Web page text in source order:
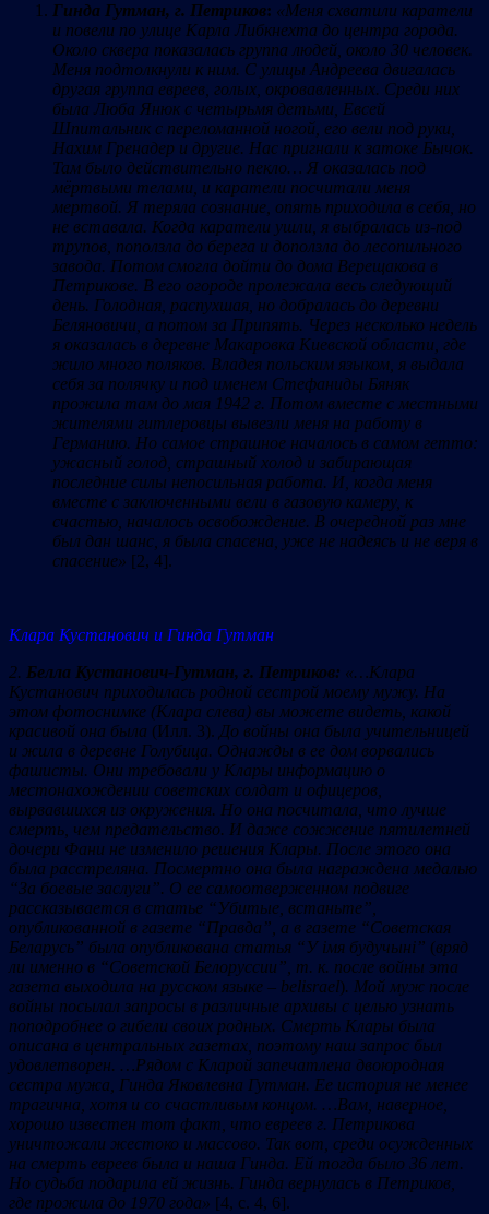
Гинда Гутман, г. Петриков: «Меня схватили каратели
и повели по улице Карла Либкнехта до центра города.
Около сквера показалась группа людей, около 30 человек.
Меня подтолкнули к ним. С улицы Андреева двигалась
другая группа евреев, голых, окровавленных. Среди них
была Люба Янюк с четырьмя детьми, Евсей
Шпитальник с переломанной ногой, его вели под руки,
Нахим Гренадер и другие. Нас пригнали к затоке Бычок.
Там было действительно пекло… Я оказалась под
мёртвыми телами, и каратели посчитали меня
мертвой. Я теряла сознание, опять приходила в себя, но
не вставала. Когда каратели ушли, я выбралась из-под
трупов, поползла до берега и доползла до лесопильного
завода. Потом смогла дойти до дома Верещакова в
Петрикове. В его огороде пролежала весь следующий
день. Голодная, распухшая, но добралась до деревни
Беляновичи, а потом за Припять. Через несколько недель
я оказалась в деревне Макаровка Киевской области, где
жило много поляков. Владея польским языком, я выдала
себя за полячку и под именем Стефаниды Бяняк
прожила там до мая 1942 г. Потом вместе с местными
жителями гитлеровцы вывезли меня на работу в
Германию. Но самое страшное началось в самом гетто:
ужасный голод, страшный холод и забирающая
последние силы непосильная работа. И, когда меня
вместе с заключенными вели в газовую камеру, к
счастью, началось освобождение. В очередной раз мне
был дан шанс, я была спасена, уже не надеясь и не веря в
спасение» [2, 4].
Клара Кустанович и Гинда Гутман
2. Белла Кустанович-Гутман, г. Петриков: «…Клара
Кустанович приходилась родной сестрой моему мужу. На
этом фотоснимке (Клара слева) вы можете видеть, какой
красивой она была (Илл. 3). До войны она была учительницей
и жила в деревне Голубица. Однажды в ее дом ворвались
фашисты. Они требовали у Клары информацию о
местонахождении советских солдат и офицеров,
вырвавшихся из окружения. Но она посчитала, что лучше
смерть, чем предательство. И даже сожжение пятилетней
дочери Фани не изменило решения Клары. После этого она
была расстреляна. Посмертно она была награждена медалью
“За боевые заслуги ”. О ее самоотверженном подвиге
рассказывается в статье “Убитые, встаньте”
опубликованной в газете “Правда ” , а в газете “Советская
Беларусь” была опубликована статья “У імя будучыні” (вряд
ли именно в “Советской Белоруссии”, т. к. после войны эта
газета выходила на русском языке – belisrael). Мой муж после
войны посылал запросы в различные архивы с целью узнать
поподробнее о гибели своих родных. Смерть Клары была
описана в центральных газетах, поэтому наш запрос был
удовлетворен. …Рядом с Кларой запечатлена двоюродная
сестра мужа, Гинда Яковлевна Гутман. Ее история не менее
трагична, хотя и со счастливым концом. …Вам, наверное,
хорошо известен тот факт, что евреев г. Петрикова
уничтожали жестоко и массово. Так вот, среди осужденных
на смерть евреев была и наша Гинда. Ей тогда было 36 лет.
Но судьба подарила ей жизнь. Гинда вернулась в Петриков,
где прожила до 1970 года» [4, с. 4, 6].